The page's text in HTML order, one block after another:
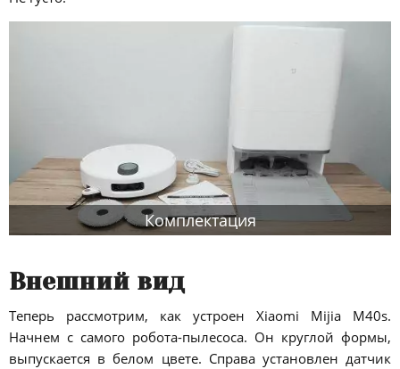
Комплектация
Внешний вид
Теперь рассмотрим, как устроен Xiaomi Mijia M40s.
Начнем с самого робота-пылесоса. Он круглой формы,
выпускается в белом цвете. Справа установлен датчик